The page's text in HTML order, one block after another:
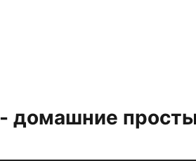
- домашние